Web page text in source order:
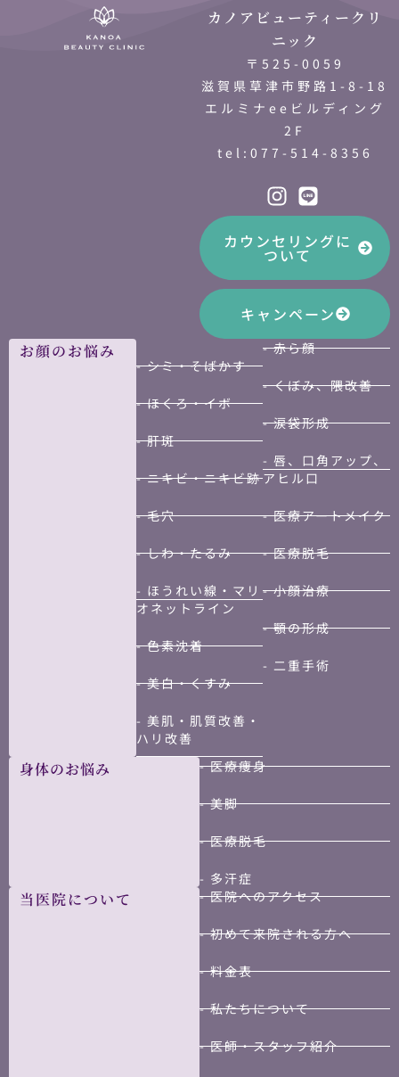
カノアビューティークリ
ニック
〒525-0059
滋賀県草津市野路1-8-18
エルミナeeビルディング
2F
tel:077-514-8356
カウンセリングに
ついて
キャンペーン
お顔のお悩み
- シミ・そばかす
- ほくろ・イボ
- 肝斑
- ニキビ・ニキビ跡
- 毛穴
- しわ・たるみ
- ほうれい線・マリ
オネットライン
- 色素沈着
- 美白・くすみ
- 美肌・肌質改善・
ハリ改善
- 赤ら顔
- くぼみ、隈改善
- 涙袋形成
- 唇、口角アップ、
アヒル口
- 医療アートメイク
- 医療脱毛
- 小顔治療
- 顎の形成
- 二重手術
身体のお悩み - 医療痩身
- 美脚
- 医療脱毛
- 多汗症
当医院について - 医院へのアクセス
- 初めて来院される方へ
- 料金表
- 私たちについて
- 医師・スタッフ紹介